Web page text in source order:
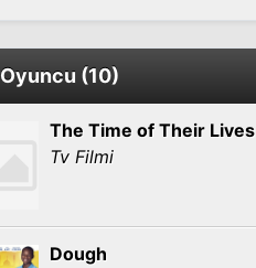
Oyuncu (10)
The Time of Their Lives
Tv Filmi
Dough